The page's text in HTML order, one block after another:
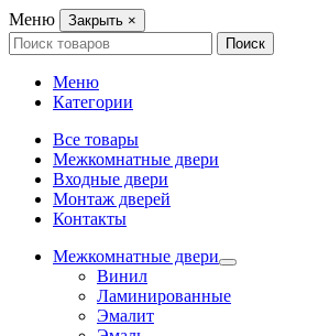
Меню Закрыть ×
Search
for:
Поиск
Меню
Категории
Все товары
Межкомнатные двери
Входные двери
Монтаж дверей
Контакты
Межкомнатные двери
Винил
Ламинированные
Эмалит